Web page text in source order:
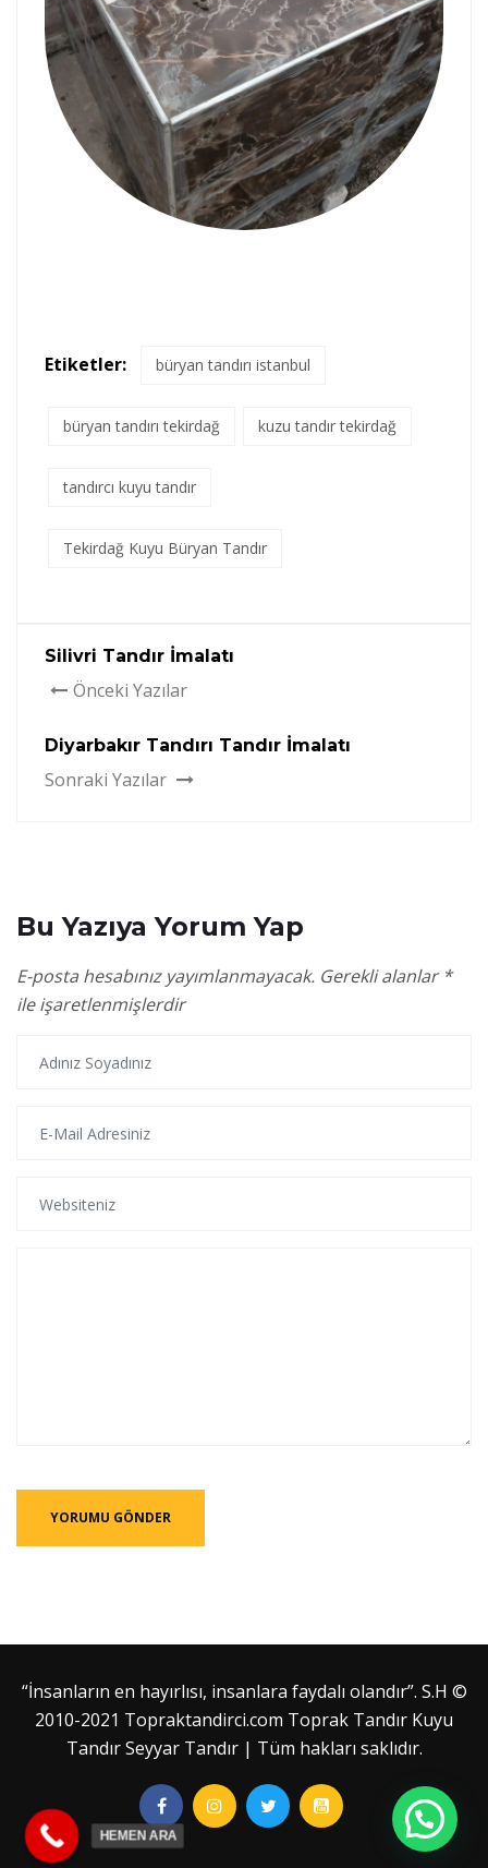
Etiketler: büryan tandırı istanbul
büryan tandırı tekirdağ kuzu tandır tekirdağ
tandırcı kuyu tandır
Tekirdağ Kuyu Büryan Tandır
Silivri Tandır İmalatı
Önceki Yazılar
Diyarbakır Tandırı Tandır İmalatı
Sonraki Yazılar
Bu Yazıya Yorum Yap
E-posta hesabınız yayımlanmayacak. Gerekli alanlar *
ile işaretlenmişlerdir
“İnsanların en hayırlısı, insanlara faydalı olandır”. S.H ©
2010-2021 Topraktandirci.com Toprak Tandır Kuyu
Tandır Seyyar Tandır | Tüm hakları saklıdır.
BİZE YAZIN
HEMEN ARA